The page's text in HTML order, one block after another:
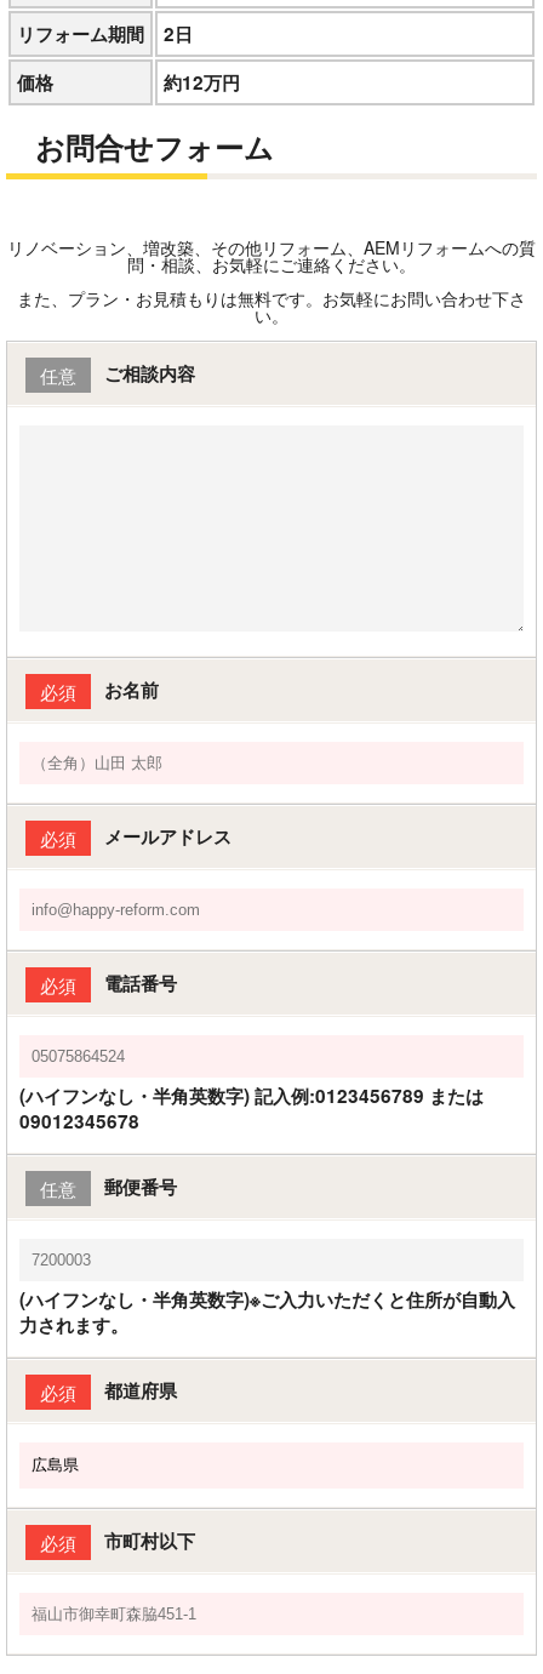
リフォーム期間
2日
価格
約12万円
お問合せフォーム
リノベーション、増改築、その他リフォーム、AEMリフォームへの質
問・相談、お気軽にご連絡ください。
また、プラン・お見積もりは無料です。お気軽にお問い合わせ下さ
い。
任意 ご相談内容
必須 お名前
必須 メールアドレス
必須 電話番号
(ハイフンなし・半角英数字) 記入例:0123456789 または
09012345678
任意 郵便番号
(ハイフンなし・半角英数字)※ご入力いただくと住所が自動入
力されます。
必須 都道府県
必須 市町村以下